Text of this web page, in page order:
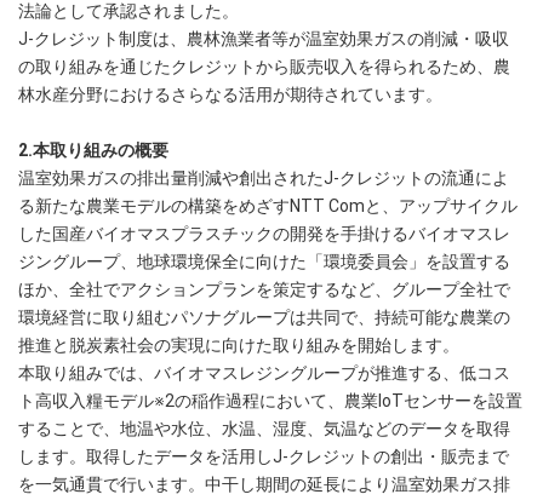
法論として承認されました。
J-クレジット制度は、農林漁業者等が温室効果ガスの削減・吸収
の取り組みを通じたクレジットから販売収入を得られるため、農
林水産分野におけるさらなる活用が期待されています。
2.本取り組みの概要
温室効果ガスの排出量削減や創出されたJ-クレジットの流通によ
る新たな農業モデルの構築をめざすNTT Comと、アップサイクル
した国産バイオマスプラスチックの開発を手掛けるバイオマスレ
ジングループ、地球環境保全に向けた「環境委員会」を設置する
ほか、全社でアクションプランを策定するなど、グループ全社で
環境経営に取り組むパソナグループは共同で、持続可能な農業の
推進と脱炭素社会の実現に向けた取り組みを開始します。
本取り組みでは、バイオマスレジングループが推進する、低コス
ト高収入糧モデル※2の稲作過程において、農業IoTセンサーを設置
することで、地温や水位、水温、湿度、気温などのデータを取得
します。取得したデータを活用しJ-クレジットの創出・販売まで
を一気通貫で行います。中干し期間の延長により温室効果ガス排